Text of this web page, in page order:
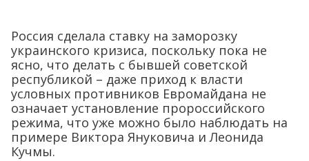
Россия сделала ставку на заморозку
украинского кризиса, поскольку пока не
ясно, что делать с бывшей советской
республикой – даже приход к власти
условных противников Евромайдана не
означает установление пророссийского
режима, что уже можно было наблюдать на
примере Виктора Януковича и Леонида
Кучмы.